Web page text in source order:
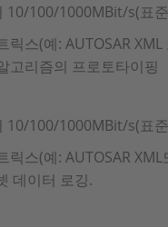
10/100/1000MBit/s(표
릭스(예: AUTOSAR
고리즘의 프로토타이핑
10/100/1000MBit/s(표
릭스(예: AUTOSAR
데이터 로깅.